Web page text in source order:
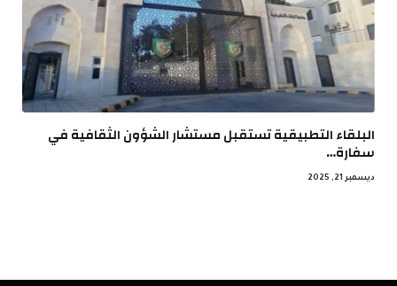
البلقاء التطبيقية تستقبل مستشار الشؤون الثقافية في
سفارة…
ديسمبر 21, 2025